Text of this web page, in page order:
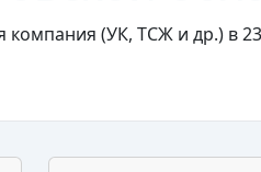
компания (УК, ТСЖ и др.) в